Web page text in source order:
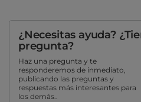
¿Necesitas ayuda?
pregunta?
Haz una pregunta y te
responderemos de inmediato,
publicando las preguntas y
respuestas más interesantes para
los demás..